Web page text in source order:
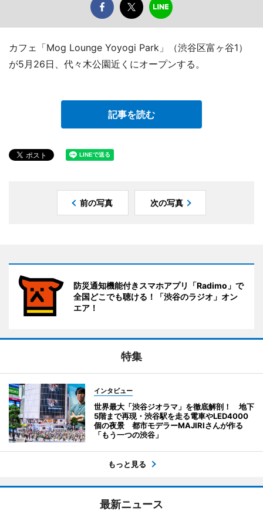
カフェ「Mog Lounge Yoyogi Park」（渋谷区富ヶ谷1）
が5月26日、代々木公園近くにオープンする。
記事を読む
前の写真 次の写真
防災通知機能付きスマホアプリ「Radimo」で
全国どこでも聴ける！「渋谷のラジオ」オン
エア！
特集
インタビュー
世界最大「渋谷ジオラマ」を徹底解剖！ 地下
5階まで再現・渋谷駅を走る電車やLED4000
個の夜景 都市モデラーMAJIRIさんが作る
「もう一つの渋谷」
もっと見る
最新ニュース